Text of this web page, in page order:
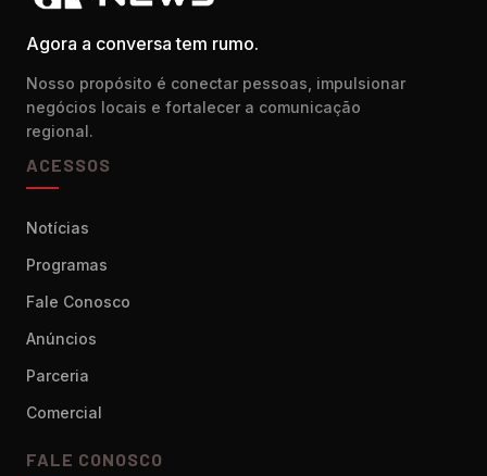
Agora a conversa tem rumo.
Nosso propósito é conectar pessoas, impulsionar
negócios locais e fortalecer a comunicação
regional.
ACESSOS
Notícias
Programas
Fale Conosco
Anúncios
Parceria
Comercial
FALE CONOSCO